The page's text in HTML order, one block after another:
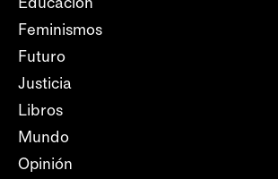
Feminismos
Futuro
Justicia
Libros
Mundo
Opinión